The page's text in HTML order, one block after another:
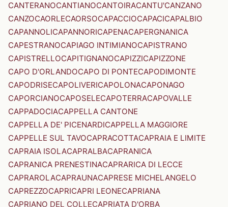
CANTERANOCANTIANOCANTOIRACANTU'CANZANO
CANZOCAORLECAORSOCAPACCIOCAPACICAPALBIO
CAPANNOLICAPANNORICAPENACAPERGNANICA
CAPESTRANOCAPIAGO INTIMIANOCAPISTRANO
CAPISTRELLOCAPITIGNANOCAPIZZICAPIZZONE
CAPO D'ORLANDOCAPO DI PONTECAPODIMONTE
CAPODRISECAPOLIVERICAPOLONACAPONAGO
CAPORCIANOCAPOSELECAPOTERRACAPOVALLE
CAPPADOCIACAPPELLA CANTONE
CAPPELLA DE' PICENARDICAPPELLA MAGGIORE
CAPPELLE SUL TAVOCAPRACOTTACAPRAIA E LIMITE
CAPRAIA ISOLACAPRALBACAPRANICA
CAPRANICA PRENESTINACAPRARICA DI LECCE
CAPRAROLACAPRAUNACAPRESE MICHELANGELO
CAPREZZOCAPRICAPRI LEONECAPRIANA
CAPRIANO DEL COLLECAPRIATA D'ORBA